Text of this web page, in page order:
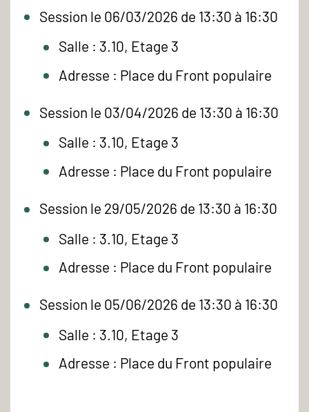
Session le 06/03/2026 de 13:30 à 16:30
Salle : 3.10, Etage 3
Adresse : Place du Front populaire
Session le 03/04/2026 de 13:30 à 16:30
Salle : 3.10, Etage 3
Adresse : Place du Front populaire
Session le 29/05/2026 de 13:30 à 16:30
Salle : 3.10, Etage 3
Adresse : Place du Front populaire
Session le 05/06/2026 de 13:30 à 16:30
Salle : 3.10, Etage 3
Adresse : Place du Front populaire